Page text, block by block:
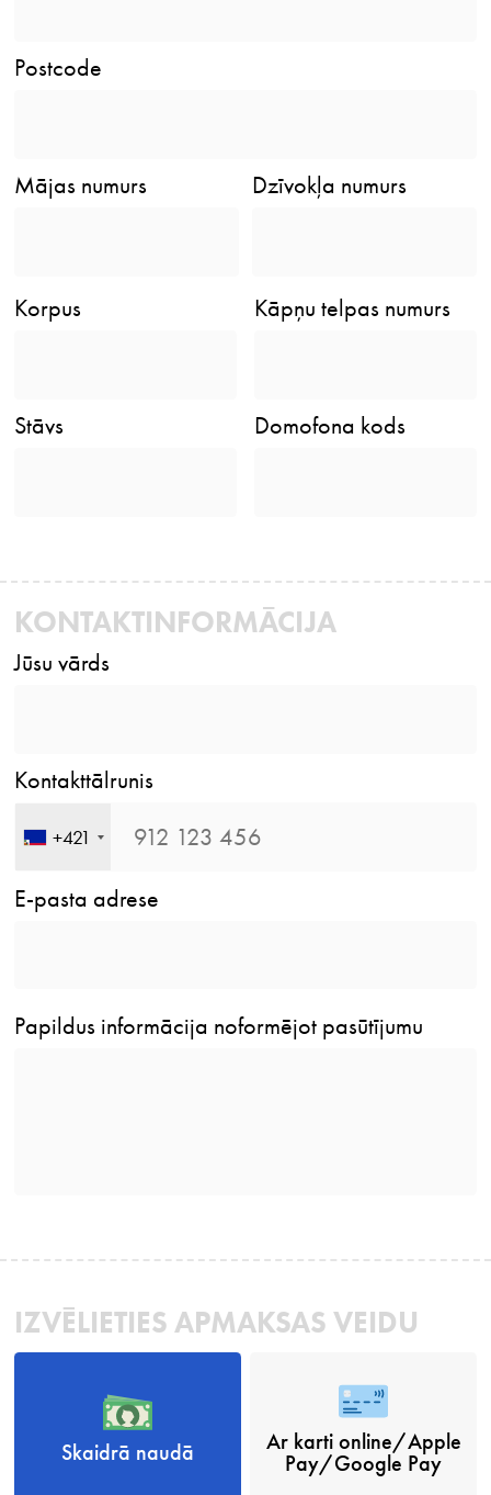
Postcode
Mājas numurs Dzīvokļa numurs
Korpus Kāpņu telpas numurs
Stāvs Domofona kods
KONTAKTINFORMĀCIJA
Jūsu vārds
Kontakttālrunis
+421
E-pasta adrese
Papildus informācija noformējot pasūtījumu
IZVĒLIETIES APMAKSAS VEIDU
Skaidrā naudā
Ar karti online/Apple
Pay/Google Pay